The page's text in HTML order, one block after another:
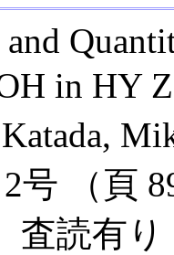
in HY
号 （頁
査読有